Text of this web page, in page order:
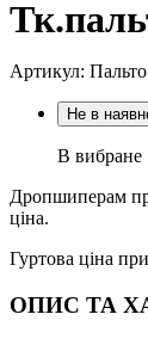
Артикул:
Не в
В вибране
Дропшиперам
ціна.
Гуртова ціна
ОПИС ТА